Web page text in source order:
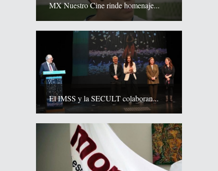
MX Nuestro Cine rinde homenaje...
El IMSS y la SECULT colaboran...